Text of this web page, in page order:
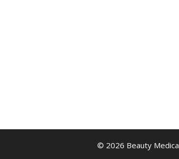
© 2026 Beauty Medica